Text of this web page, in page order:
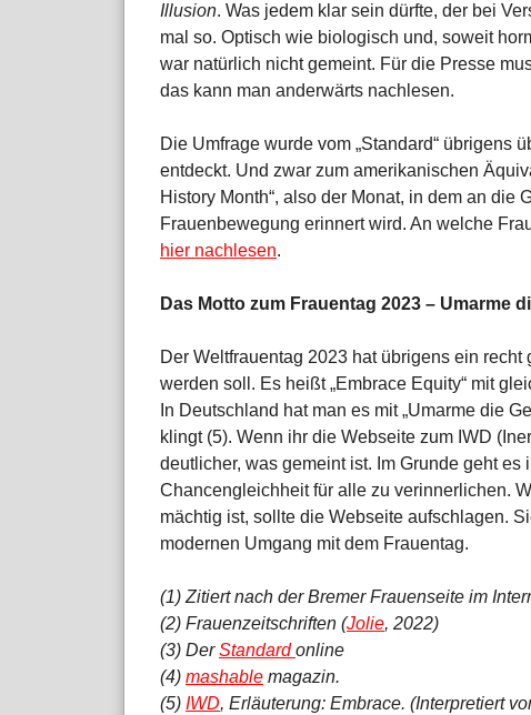
Illusion. Was jedem klar sein dürfte, der bei
mal so. Optisch wie biologisch und, soweit
war natürlich nicht gemeint. Für die Presse
das kann man anderwärts nachlesen.
Die Umfrage wurde vom „Standard“ übrigens
entdeckt. Und zwar zum amerikanischen
History Month“, also der Monat, in dem an die
Frauenbewegung erinnert wird. An welche
hier nachlesen.
Das Motto zum Frauentag 2023 – Umarme
Der Weltfrauentag 2023 hat übrigens ein
werden soll. Es heißt „Embrace Equity“ mit
In Deutschland hat man es mit „Umarme die
klingt (5). Wenn ihr die Webseite zum IWD
deutlicher, was gemeint ist. Im Grunde geht es
Chancengleichheit für alle zu verinnerlichen.
mächtig ist, sollte die Webseite aufschlagen.
modernen Umgang mit dem Frauentag.
(1) Zitiert nach der Bremer Frauenseite im
(2) Frauenzeitschriften (Jolie, 2022)
(3) DerStandardonline
(4) mashable magazin.
(5) IWD, Erläuterung: Embrace. (Interpretiert